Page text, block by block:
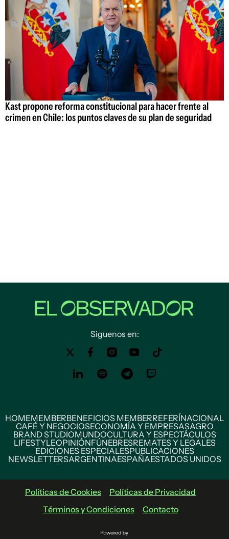
Kast propone reforma constitucional para hacer frente al
crimen en Chile: los puntos claves de su plan de seguridad
Siguenos en:
HOMEMEMBERBENEFICIOS MEMBERREFERÍNACIONAL
CAFÉ Y NEGOCIOSECONOMÍA Y EMPRESASAGRO
BRAND STUDIOMUNDOCULTURA Y ESPECTÁCULOS
LIFESTYLEOPINIÓNFÚNEBRESREMATES Y LEGALES
EDICIONES ESPECIALESPUBLICACIONES
NEWSLETTERSARGENTINAESPAÑAESTADOS UNIDOS
Políticas de Cookies
Políticas de Privacidad
Términos y Condiciones
Contacto